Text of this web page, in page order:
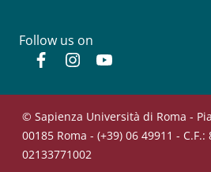
Follow us on
FacebookInstagram
© Sapienza Università di Roma -
00185 Roma - (+39) 06 49911 - C.F.:
02133771002